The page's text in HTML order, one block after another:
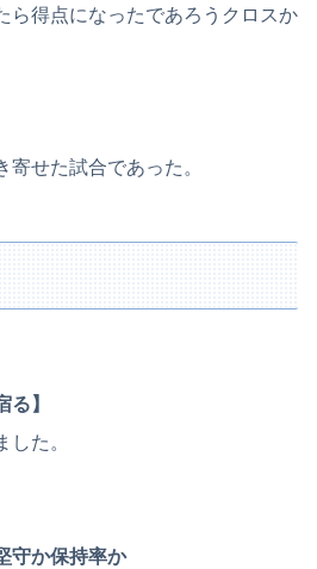
ら得点になったであろうクロスか
寄せた試合であった。
る】
した。
守か保持率か